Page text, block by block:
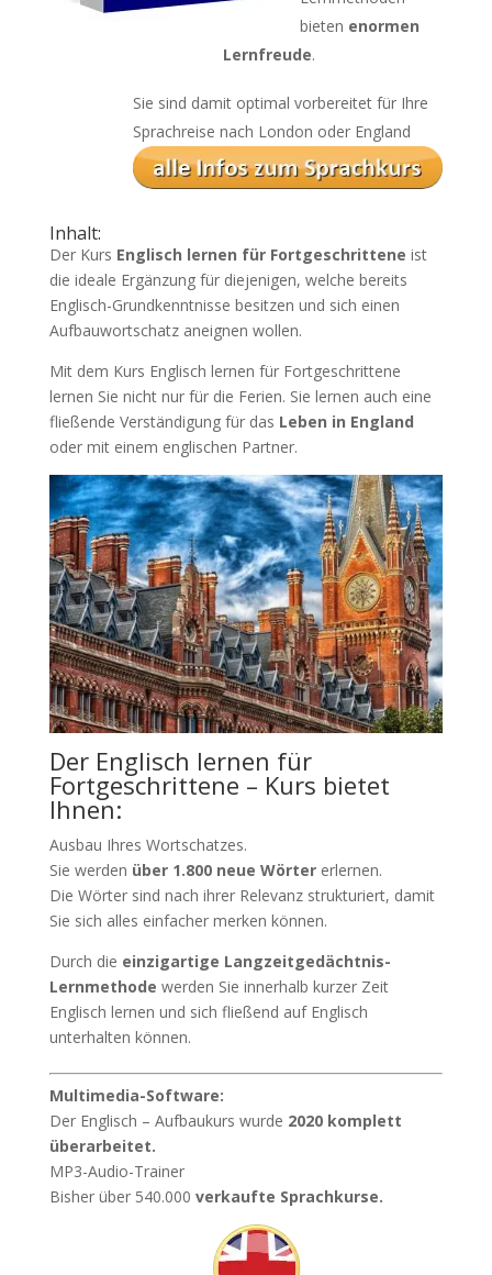
bieten enormen
Lernfreude.
Sie sind damit optimal vorbereitet für Ihre
Sprachreise nach London oder England
Inhalt:
Der Kurs Englisch lernen für Fortgeschrittene ist
die ideale Ergänzung für diejenigen, welche bereits
Englisch-Grundkenntnisse besitzen und sich einen
Aufbauwortschatz aneignen wollen.
Mit dem Kurs Englisch lernen für Fortgeschrittene
lernen Sie nicht nur für die Ferien. Sie lernen auch eine
fließende Verständigung für das Leben in England
oder mit einem englischen Partner.
Der Englisch lernen für
Fortgeschrittene – Kurs bietet
Ihnen:
Ausbau Ihres Wortschatzes.
Sie werden über 1.800 neue Wörtererlernen.
Die Wörter sind nach ihrer Relevanz strukturiert, damit
Sie sich alles einfacher merken können.
Durch die einzigartige Langzeitgedächtnis-
Lernmethode werden Sie innerhalb kurzer Zeit
Englisch lernen und sich fließend auf Englisch
unterhalten können.
Multimedia-Software:
Der Englisch – Aufbaukurs wurde 2020 komplett
überarbeitet.
MP3-Audio-Trainer
Bisher über 540.000 verkaufte Sprachkurse.